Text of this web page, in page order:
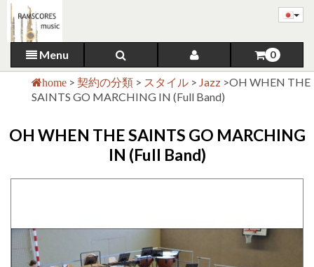
Menu 0
home > 契約の分類 > スタイル > Jazz >OH WHEN THE
SAINTS GO MARCHING IN (Full Band)
OH WHEN THE SAINTS GO MARCHING
IN (Full Band)